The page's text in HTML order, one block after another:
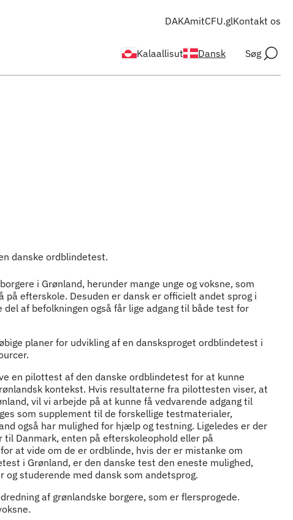
Kalaallisut Dansk Søg
DAKAmitCFU.glKontakt os
danske ordblindetest.
i Grønland, herunder mange unge og voksne, som
efterskole. Desuden er dansk er officielt andet sprog i
af befolkningen også får lige adgang til både test for
planer for udvikling af en dansksproget ordblindetest i
en pilottest af den danske ordblindetest for at kunne
kontekst. Hvis resultaterne fra pilottesten viser, at
vil vi arbejde på at kunne få vedvarende adgang til
som supplement til de forskellige testmaterialer,
også har mulighed for hjælp og testning. Ligeledes er der
til Danmark, enten på efterskoleophold eller på
at vide om de er ordblinde, hvis der er mistanke om
i Grønland, er den danske test den eneste mulighed,
og studerende med dansk som andetsprog.
af grønlandske borgere, som er flersprogede.